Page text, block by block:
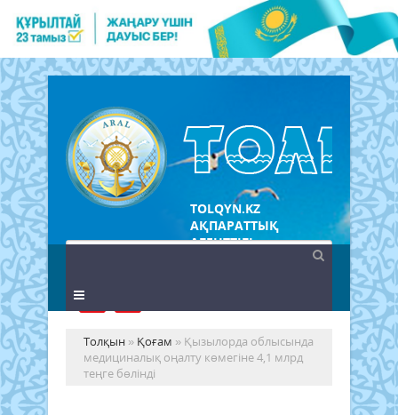
TOLQYN.KZ
АҚПАРАТТЫҚ
АГЕНТТІГІ
Толқын » Қоғам » Қызылорда облысында
медициналық оңалту көмегіне 4,1 млрд
теңге бөлінді